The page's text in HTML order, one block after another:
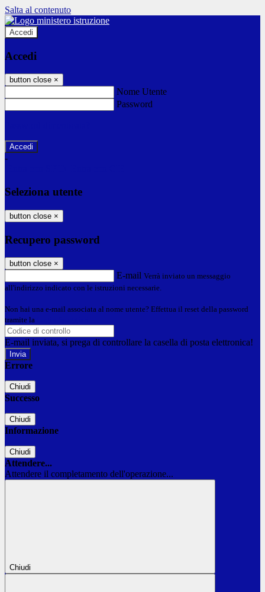
Salta al contenuto
Accedi
Accedi
button close ×
Nome Utente
Password
-
Seleziona utente
button close ×
Recupero password
button close ×
E-mail Verrà inviato un messaggio
all'indirizzo indicato con le istruzioni necessarie.
Non hai una e-mail associata al nome utente? Effettua il reset della password
tramite la
E-mail inviata, si prega di controllare la casella di posta elettronica!
Errore
Chiudi
Successo
Chiudi
Informazione
Chiudi
Attendere...
Attendere il completamento dell'operazione...
Chiudi